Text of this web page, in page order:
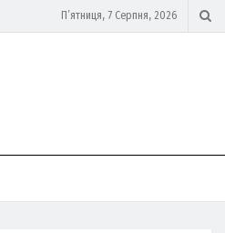
П’ятниця, 7 Серпня, 2026